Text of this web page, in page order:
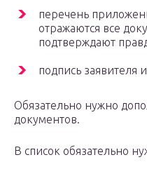
перечень
отражаются все
подтверждают
подпись заявителя
Обязательно нужно
документов.
В список обязательно